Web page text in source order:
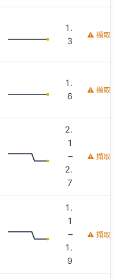
1.
3
⚠ 擷取時
1.
6
⚠ 擷取時
2.
1
–
2.
7
⚠ 擷取時
1.
1
–
1.
9
⚠ 擷取時